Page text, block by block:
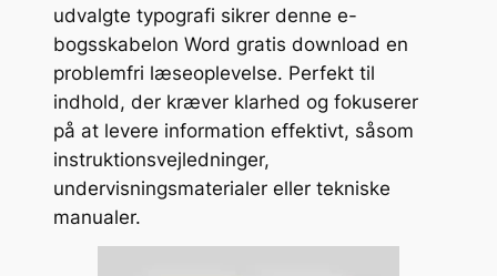
udvalgte typografi sikrer denne e-
bogsskabelon Word gratis download en
problemfri læseoplevelse. Perfekt til
indhold, der kræver klarhed og fokuserer
på at levere information effektivt, såsom
instruktionsvejledninger,
undervisningsmaterialer eller tekniske
manualer.